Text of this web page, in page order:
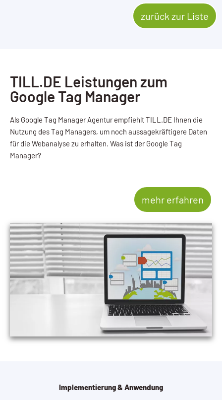
zurück zur Liste
TILL.DE Leistungen zum
Google Tag Manager
Als Google Tag Manager Agentur empfiehlt TILL.DE Ihnen die
Nutzung des Tag Managers, um noch aussagekräftigere Daten
für die Webanalyse zu erhalten. Was ist der Google Tag
Manager?
mehr erfahren
Implementierung & Anwendung